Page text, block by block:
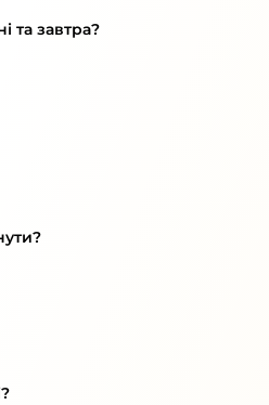
та завтра?